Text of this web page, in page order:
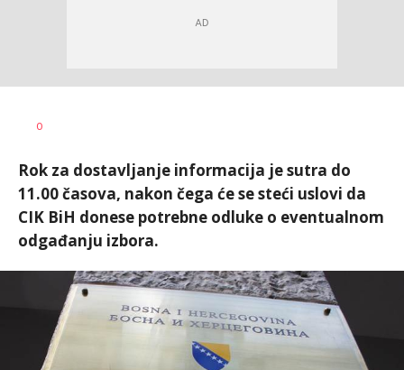
AUTOR
0
Rok za dostavljanje informacija je sutra do
11.00 časova, nakon čega će se steći uslovi da
CIK BiH donese potrebne odluke o eventualnom
odgađanju izbora.